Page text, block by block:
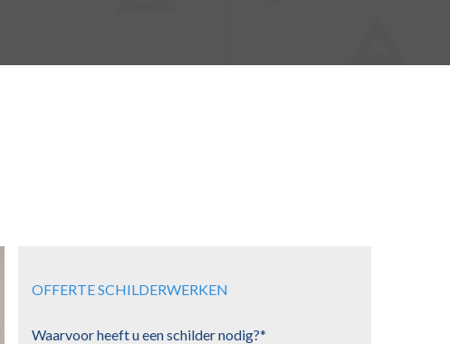
OFFERTE SCHILDERWERKEN
Waarvoor heeft u een schilder nodig?*